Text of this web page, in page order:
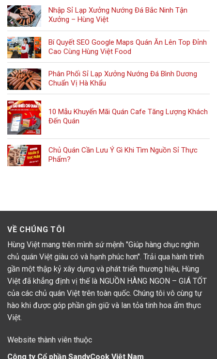
Nhập Sỉ Lạp Xưởng Nướng Đá Bắc Ninh Tận
Xưởng – Hùng Việt
Bí Quyết SEO Google Maps Quán Ăn Lên Top Đỉnh
Cao Cùng Hùng Việt Food
Phân Phối Sỉ Lạp Xưởng Nướng Đá Bình Dương
Chuẩn Vị Hà Khẩu
10 Mẫu Khuyến Mãi Quán Cafe Tăng Lượng Khách
Đến Quán
Chủ Quán Cần Lưu Ý Gì Khi Tìm Nguồn Sỉ Thực
Phẩm?
VỀ CHÚNG TÔI
Hùng Việt mang trên mình sứ mệnh "Giúp hàng chục nghìn
chủ quán Việt giàu có và hạnh phúc hơn". Trải qua hành trình
gần một thập kỷ xây dựng và phát triển thương hiệu, Hùng
Việt đã khẳng định vị thế là NGUỒN HÀNG NGON – GIÁ TỐT
của các chủ quán Việt trên toàn quốc. Chúng tôi vô cùng tự
hào khi được góp phần gìn giữ và lan tỏa tinh hoa ẩm thực
Việt.
Website thành viên thuộc
Công ty Cổ phần SandyCook Việt Nam